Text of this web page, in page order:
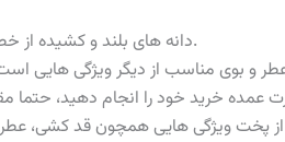
دانه های بلند و کشیده از خصوصیات اصلی برنج های مرغوب است.
خرید خود را انجام دهید، حتما